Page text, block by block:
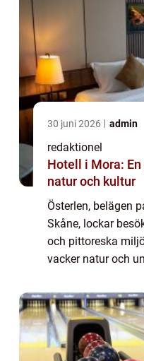
30 juni 2026 admin
redaktionel
Hotell i Mora:
natur och kultur
Österlen, belägen
Skåne, lockar
och pittoreska
vacker natur och
denna artikel